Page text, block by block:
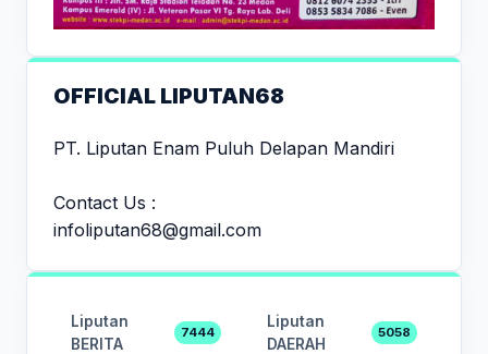
OFFICIAL LIPUTAN68
PT. Liputan Enam Puluh Delapan Mandiri
Contact Us :
infoliputan68@gmail.com
Liputan
BERITA
7444
Liputan
DAERAH
5058